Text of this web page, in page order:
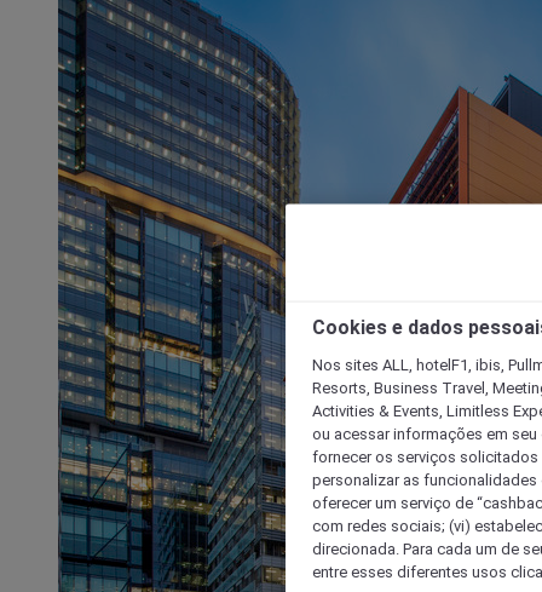
Cookies e dados
Nos sites ALL, hotelF1, ibis,
Resorts, Business Travel,
Activities & Events, Limitless
ou acessar informações em
fornecer os serviços solicitados
personalizar as
oferecer um serviço de
com redes sociais; (vi)
direcionada. Para cada um de
entre esses diferentes usos